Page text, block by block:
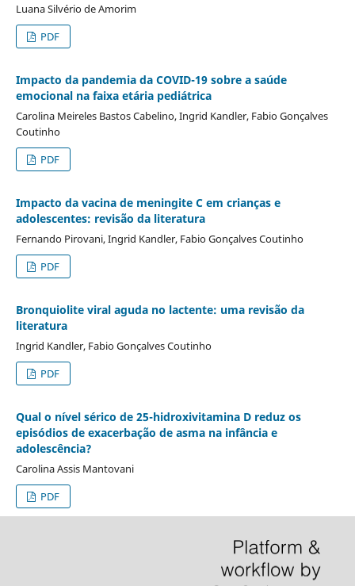
Luana Silvério de Amorim
PDF
Impacto da pandemia da COVID-19 sobre a saúde
emocional na faixa etária pediátrica
Carolina Meireles Bastos Cabelino, Ingrid Kandler, Fabio Gonçalves
Coutinho
PDF
Impacto da vacina de meningite C em crianças e
adolescentes: revisão da literatura
Fernando Pirovani, Ingrid Kandler, Fabio Gonçalves Coutinho
PDF
Bronquiolite viral aguda no lactente: uma revisão da
literatura
Ingrid Kandler, Fabio Gonçalves Coutinho
PDF
Qual o nível sérico de 25-hidroxivitamina D reduz os
episódios de exacerbação de asma na infância e
adolescência?
Carolina Assis Mantovani
PDF